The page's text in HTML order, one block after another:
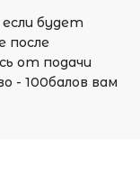
будет
после
от подачи
- 100балов вам